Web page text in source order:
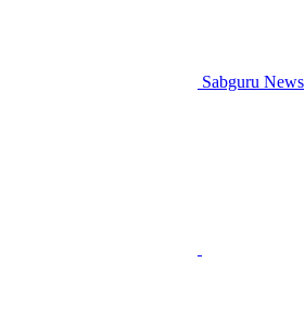
Sabguru News